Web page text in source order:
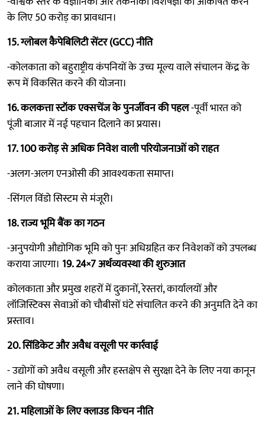
के लिए 50 करोड़ का प्रावधान।
15. ग्लोबल कैपेबिलिटी सेंटर (GCC) नीति
-कोलकाता को बहुराष्ट्रीय कंपनियों के उच्च मूल्य वाले संचालन केंद्र के
रूप में विकसित करने की योजना।
16. कलकत्ता स्टॉक एक्सचेंज के पुनर्जीवन की पहल-पूर्वी भारत को
पूंजी बाजार में नई पहचान दिलाने का प्रयास।
17. 100 करोड़ से अधिक निवेश वाली परियोजनाओं को राहत
-अलग-अलग एनओसी की आवश्यकता समाप्त।
-सिंगल विंडो सिस्टम से मंजूरी।
18. राज्य भूमि बैंक का गठन
-अनुपयोगी औद्योगिक भूमि को पुनः अधिग्रहित कर निवेशकों को उपलब्ध
कराया जाएगा। 19. 24×7 अर्थव्यवस्था की शुरुआत
कोलकाता और प्रमुख शहरों में दुकानों, रेस्तरां, कार्यालयों और
लॉजिस्टिक्स सेवाओं को चौबीसों घंटे संचालित करने की अनुमति देने का
प्रस्ताव।
20. सिंडिकेट और अवैध वसूली पर कार्रवाई
- उद्योगों को अवैध वसूली और हस्तक्षेप से सुरक्षा देने के लिए नया कानून
लाने की घोषणा।
21. महिलाओं के लिए क्लाउड किचन नीति